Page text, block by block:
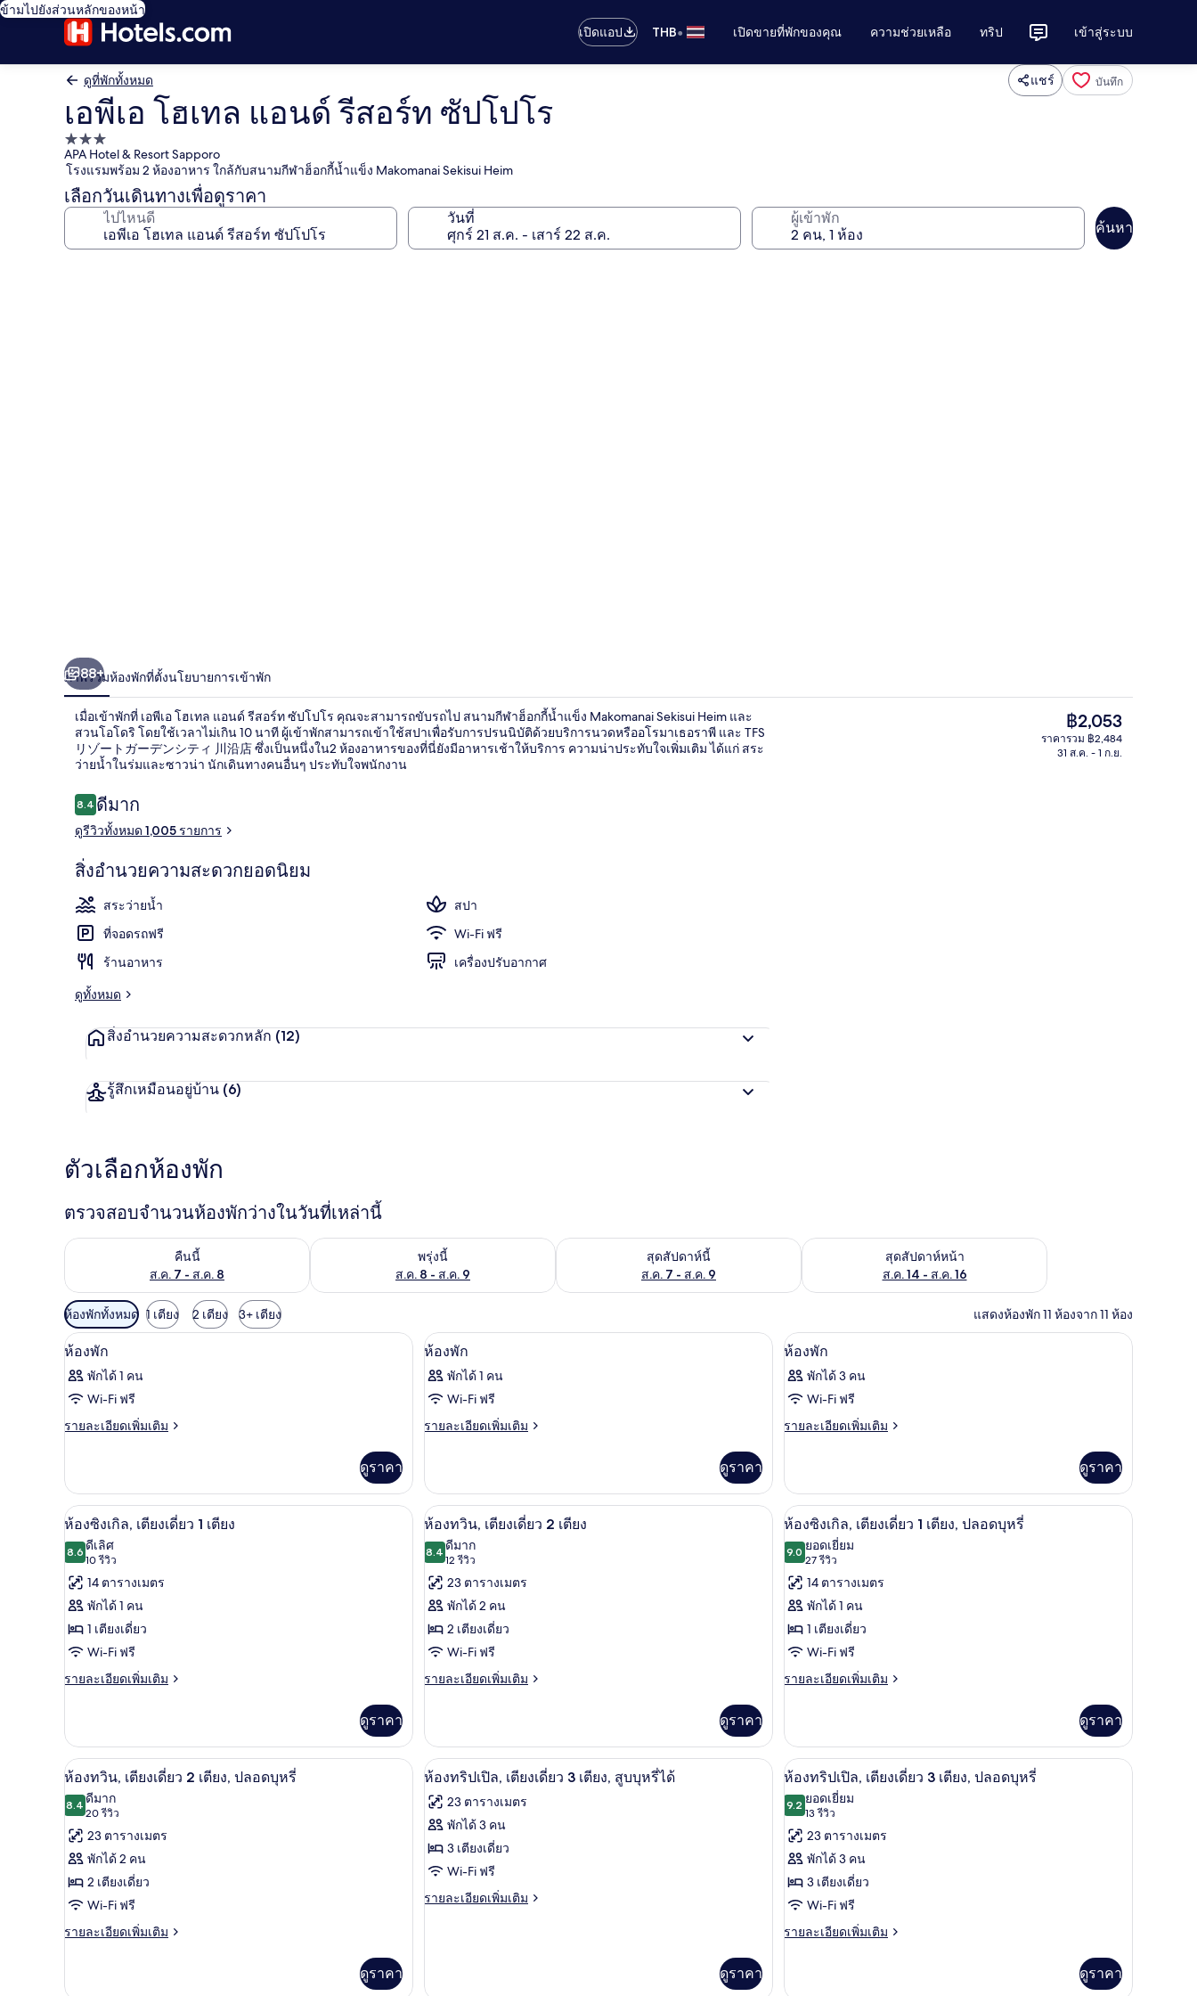
ข้ามไปยังส่วนหลักของหน้า
เปิดแอป
THB• เปิดขายที่พักของคุณ ความช่วยเหลือ ทริป เข้าสู่ระบบ
ดูที่พักทั้งหมด แชร์ บันทึก
เอพีเอ โฮเทล แอนด์ รีสอร์ท ซัปโปโร
ที่พัก
3.0
ดาว
APA Hotel & Resort Sapporo
โรงแรมพร้อม 2 ห้องอาหาร ใกล้กับสนามกีฬาฮ็อกกี้น้ำแข็ง Makomanai Sekisui Heim
เลือกวันเดินทางเพื่อดูราคา
ไปไหนดี วันที่ ผู้เข้าพัก
ค้นหา
88+
ภาพรวมห้องพักที่ตั้งนโยบายการเข้าพัก
เมื่อเข้าพักที่ เอพีเอ โฮเทล แอนด์ รีสอร์ท ซัปโปโร คุณจะสามารถขับรถไป สนามกีฬาฮ็อกกี้น้ำแข็ง Makomanai Sekisui Heim และ
สวนโอโดริ โดยใช้เวลาไม่เกิน 10 นาที ผู้เข้าพักสามารถเข้าใช้สปาเพื่อรับการปรนนิบัติด้วยบริการนวดหรืออโรมาเธอราพี และ TFS
リゾートガーデンシティ 川沿店 ซึ่งเป็นหนึ่งใน2 ห้องอาหารของที่นี่ยังมีอาหารเช้าให้บริการ ความน่าประทับใจเพิ่มเติม ได้แก่ สระ
ว่ายน้ำในร่มและซาวน่า นักเดินทางคนอื่นๆ ประทับใจพนักงาน
รีวิว
8.48.4 จาก 10
ดีมาก
ดูรีวิวทั้งหมด 1,005 รายการ
สิ่งอำนวยความสะดวกยอดนิยม
สระว่ายน้ำ
สปา
ที่จอดรถฟรี
Wi-Fi ฟรี
ร้านอาหาร
เครื่องปรับอากาศ
ดูทั้งหมด
สิ่งอำนวยความสะดวกหลัก (12)
รู้สึกเหมือนอยู่บ้าน (6)
ราคา
ปัจจุบัน
฿2,053
฿2,053
ราคารวม ฿2,484
31 ส.ค. - 1 ก.ย.
ตัวเลือกห้องพัก
ตรวจสอบจำนวนห้องพักว่างในวันที่เหล่านี้
คืนนี้
ส.ค. 7 - ส.ค. 8
ตรวจสอบจำนวนห้องพักว่างในคืนนี้ ส.ค. 7 - ส.ค. 8
พรุ่งนี้
ส.ค. 8 - ส.ค. 9
ตรวจสอบจำนวนห้องพักว่างในพรุ่งนี้ ส.ค. 8 - ส.ค. 9
สุดสัปดาห์นี้
ส.ค. 7 - ส.ค. 9
ตรวจสอบจำนวนห้องพักว่างในสุดสัปดาห์นี้ ส.ค. 7 - ส.ค. 9สุดสัปดาห์หน้า
ส.ค. 14 - ส.ค. 16
ตรวจสอบจำนวนห้องพักว่างในสุดสัปดาห์หน้า ส.ค. 14 - ส.ค. 16
ตัว
กรอง
ที่
มี
ให้
สำหรับ
ห้องพักทั้งหมด 1 เตียง 2 เตียง 3+ เตียง แสดงห้องพัก 11 ห้องจาก 11 ห้อง
เปิด
ภาพถ่าย
ทั้งหมด
ของ
ผ้านวมขนเป็ด, โต๊ะทำงาน, Wi-Fi ฟรี, ผ้าปูที่นอน
1
ห้องพัก
พักได้ 1 คน
Wi-Fi ฟรี
รายละเอียดเพิ่มเติม
ราย
เกี่ยว
กับ
ห้อง
ดูราคา
เปิด
ภาพถ่าย
ทั้งหมด
ของ
ผ้านวมขนเป็ด, โต๊ะทำงาน, Wi-Fi ฟรี, ผ้าปูที่นอน
1
ห้องพัก
พักได้ 1 คน
Wi-Fi ฟรี
รายละเอียดเพิ่มเติม
ราย
เกี่ยว
กับ
ห้อง
ดูราคา
เปิด
ภาพถ่าย
ทั้งหมด
ของ
ผ้านวมขนเป็ด, โต๊ะทำงาน, Wi-Fi ฟรี, ผ้าปูที่นอน
1
ห้องพัก
พักได้ 3 คน
Wi-Fi ฟรี
รายละเอียดเพิ่มเติม
ราย
เกี่ยว
กับ
ห้อง
ดูราคา
เปิด
ภาพถ่าย
ทั้งหมด
ของ
ห้อง
ซิงเกิล,
เตียง
เตียง
ผ้านวมขนเป็ด, โต๊ะทำงาน, Wi-Fi ฟรี, ผ้าปูที่นอน
12
ห้องซิงเกิล, เตียงเดี่ยว 1 เตียง
8.68.6 จาก 10
ดีเลิศ
10 รีวิว
(10
รีวิว)
14 ตารางเมตร
พักได้ 1 คน
1 เตียงเดี่ยว
Wi-Fi ฟรี
รายละเอียดเพิ่มเติม
ราย
เกี่ยว
กับ
ห้อง
ซิงเกิล,
เตียง
เดี่ยว
เตียง
ดูราคา
เปิด
ภาพถ่าย
ทั้งหมด
ของ
ห้อง
ทวิน,
เตียง
เตียง
ผ้านวมขนเป็ด, โต๊ะทำงาน, Wi-Fi ฟรี, ผ้าปูที่นอน
12
ห้องทวิน, เตียงเดี่ยว 2 เตียง
8.48.4 จาก 10
ดีมาก
12 รีวิว
(12
รีวิว)
23 ตารางเมตร
พักได้ 2 คน
2 เตียงเดี่ยว
Wi-Fi ฟรี
รายละเอียดเพิ่มเติม
ราย
เกี่ยว
กับ
ห้อง
น,
เตียง
2
เตียง
ดูราคา
เปิด
ภาพถ่าย
ทั้งหมด
ของ
ห้อง
ซิงเกิล,
เตียง
เตียง,
ปลอด
บุหรี่
ผ้านวมขนเป็ด, โต๊ะทำงาน, Wi-Fi ฟรี, ผ้าปูที่นอน
12
ห้องซิงเกิล, เตียงเดี่ยว 1 เตียง, ปลอดบุหรี่
9.09.0 จาก 10
ยอดเยี่ยม
27 รีวิว
(27
รีวิว)
14 ตารางเมตร
พักได้ 1 คน
1 เตียงเดี่ยว
Wi-Fi ฟรี
รายละเอียดเพิ่มเติม
ราย
เกี่ยว
กับ
ห้อง
เตียง
เดี่ยว
เตียง,
บุหรี่
ดูราคา
เปิด
ภาพถ่าย
ทั้งหมด
ของ
ห้อง
ทวิน,
เตียง
ผ้านวมขนเป็ด, โต๊ะทำงาน, Wi-Fi ฟรี, ผ้าปูที่นอน
12
ห้องทวิน, เตียงเดี่ยว 2 เตียง, ปลอดบุหรี่
8.48.4 จาก 10
ดีมาก
20 รีวิว
(20
รีวิว)
23 ตารางเมตร
พักได้ 2 คน
2 เตียงเดี่ยว
Wi-Fi ฟรี
รายละเอียดเพิ่มเติม
ราย
ดูราคา
เปิด
ภาพถ่าย
ทั้งหมด
ของ
ห้อง
ทริปเปิล,
ผ้านวมขนเป็ด, โต๊ะทำงาน, Wi-Fi ฟรี, ผ้าปูที่นอน
12
ห้องทริปเปิล, เตียงเดี่ยว 3 เตียง, สูบบุหรี่ได้
23 ตารางเมตร
พักได้ 3 คน
3 เตียงเดี่ยว
Wi-Fi ฟรี
รายละเอียดเพิ่มเติม
ราย
ดูราคา
เปิด
ภาพถ่าย
ทั้งหมด
ของ
ห้อง
ทริปเปิล,
เตียง
ผ้านวมขนเป็ด, โต๊ะทำงาน, Wi-Fi ฟรี, ผ้าปูที่นอน
12
ห้องทริปเปิล, เตียงเดี่ยว 3 เตียง, ปลอดบุหรี่
9.29.2 จาก 10
ยอดเยี่ยม
13 รีวิว
(13
รีวิว)
23 ตารางเมตร
พักได้ 3 คน
3 เตียงเดี่ยว
Wi-Fi ฟรี
รายละเอียดเพิ่มเติม
ราย
ดูราคา